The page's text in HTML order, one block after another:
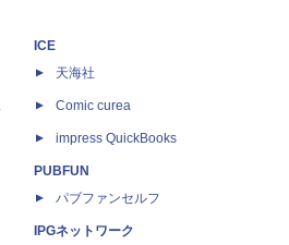
ICE
天海社
Comic curea
impress QuickBooks
PUBFUN
パブファンセルフ
IPGネットワーク